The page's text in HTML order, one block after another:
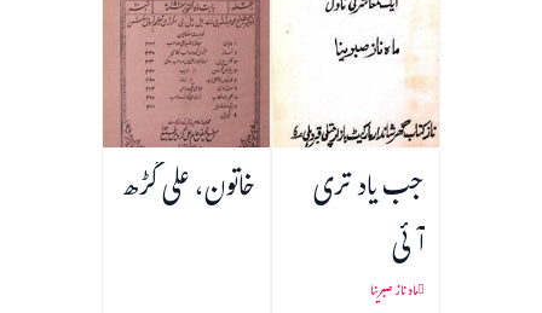
جب یاد تری
آئی
ماہ ناز صبرینا
خاتون، علی گڑھ